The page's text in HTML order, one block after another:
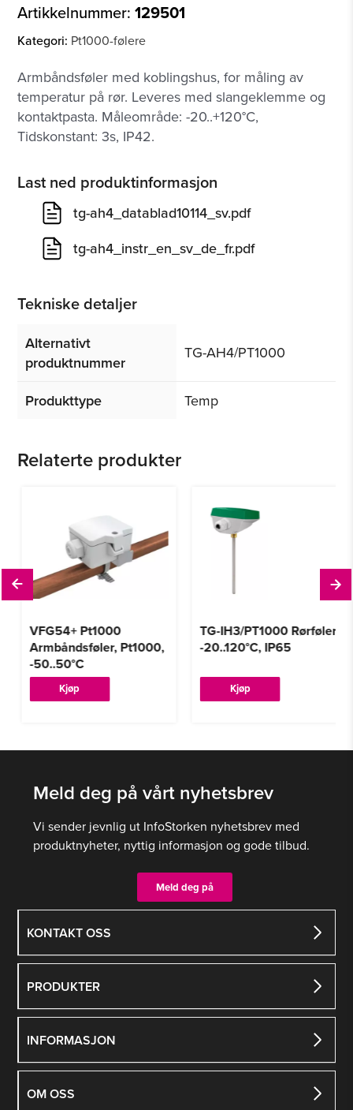
Artikkelnummer:129501
Kategori: Pt1000-følere
Armbåndsføler med koblingshus, for måling av
temperatur på rør. Leveres med slangeklemme og
kontaktpasta. Måleområde: -20..+120°C,
Tidskonstant: 3s, IP42.
Last ned produktinformasjon
tg-ah4_datablad10114_sv.pdf
tg-ah4_instr_en_sv_de_fr.pdf
Tekniske detaljer
Alternativt
produktnummer
TG-AH4/PT1000
Produkttype Temp
Relaterte produkter
VFG54+ Pt1000
Armbåndsføler, Pt1000,
-50..50°C
Kjøp
TG-IH3/PT1000 Rørføler
-20..120°C, IP65
Kjøp
Dette
produktet
flere
Alternativene
kan
velges
på
KONTAKT OSS
PRODUKTER
INFORMASJON
OM OSS
Meld deg på vårt nyhetsbrev
Vi sender jevnlig ut InfoStorken nyhetsbrev med
produktnyheter, nyttig informasjon og gode tilbud.
Meld deg på